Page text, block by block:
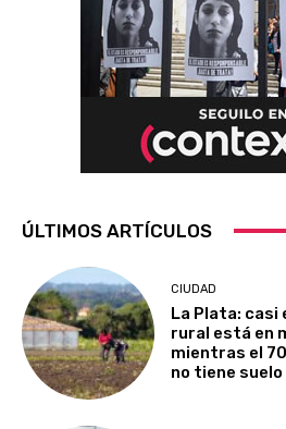
ÚLTIMOS ARTÍCULOS
CIUDAD
La Plata: casi
rural está en
mientras el
no tiene